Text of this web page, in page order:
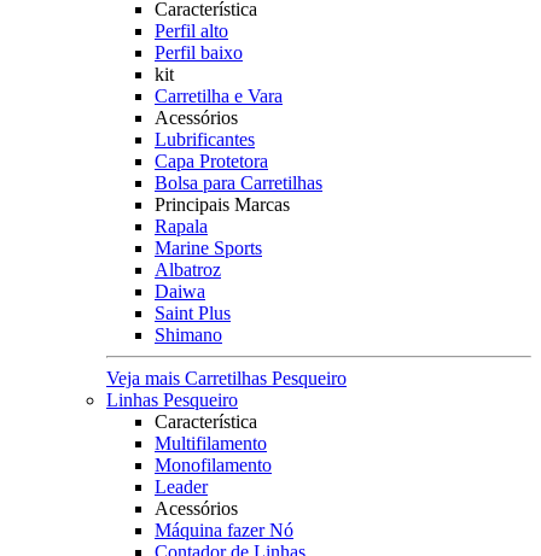
Característica
Perfil alto
Perfil baixo
kit
Carretilha e Vara
Acessórios
Lubrificantes
Capa Protetora
Bolsa para Carretilhas
Principais Marcas
Rapala
Marine Sports
Albatroz
Daiwa
Saint Plus
Shimano
Veja mais Carretilhas Pesqueiro
Linhas Pesqueiro
Característica
Multifilamento
Monofilamento
Leader
Acessórios
Máquina fazer Nó
Contador de Linhas